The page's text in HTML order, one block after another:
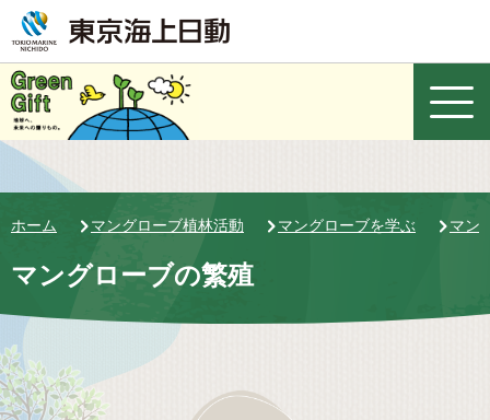
ホーム マングローブ植林活動 マングローブを学ぶ マン
マングローブの繁殖